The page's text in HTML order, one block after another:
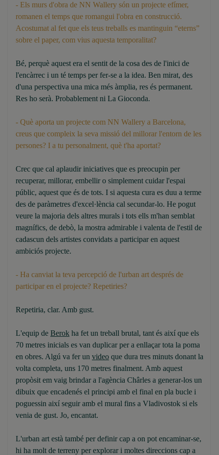
- Els murs d'obra de NN Wallery són un projecte efímer,
romanen el temps que romangui l'obra en construcció.
Acostumat al fet que els teus treballs es mantinguin “eterns”
sobre el paper, com vius aquesta temporalitat?
Bé, perquè aquest era el sentit de la cosa des de l'inici de
l'encàrrec i un té temps per fer-se a la idea. Ben mirat, des
d'una perspectiva una mica més àmplia, res és permanent.
Res ho serà. Probablement ni La Gioconda.
- Què aporta un projecte com NN Wallery a Barcelona,
creus que compleix la seva missió del millorar l'entorn de les
persones? I a tu personalment, què t'ha aportat?
Crec que cal aplaudir iniciatives que es preocupin per
recuperar, millorar, embellir o simplement cuidar l'espai
públic, aquest que és de tots. I si aquesta cura es duu a terme
des de paràmetres d'excel·lència cal secundar-lo. He pogut
veure la majoria dels altres murals i tots ells m'han semblat
magnífics, de debò, la mostra admirable i valenta de l'estil de
cadascun dels artistes convidats a participar en aquest
ambiciós projecte.
- Ha canviat la teva percepció de l'urban art després de
participar en el projecte? Repetiries?
Repetiria, clar. Amb gust.
L'equip de Berok ha fet un treball brutal, tant és així que els
70 metres inicials es van duplicar per a enllaçar tota la poma
en obres. Algú va fer un video que dura tres minuts donant la
volta completa, uns 170 metres finalment. Amb aquest
propòsit em vaig brindar a l'agència Chârles a generar-los un
dibuix que encadenés el principi amb el final en pla bucle i
poguessin així seguir amb el mural fins a Vladivostok si els
venia de gust. Jo, encantat.
L'urban art està també per definir cap a on pot encaminar-se,
hi ha molt de terreny per explorar i moltes direccions cap a